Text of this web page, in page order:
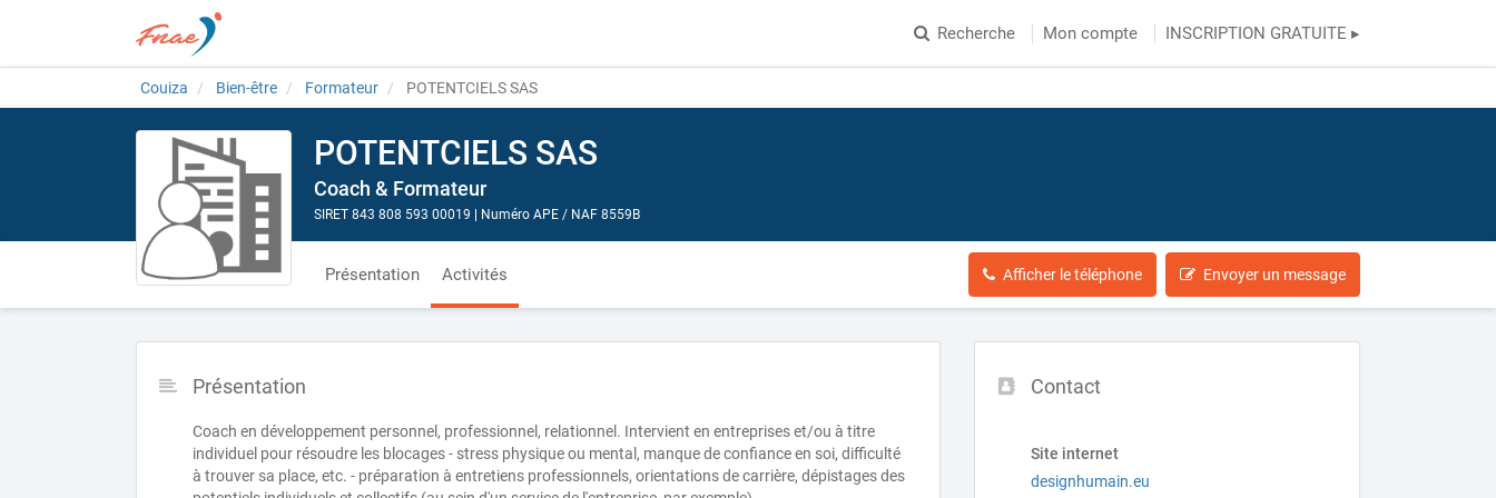
Recherche Mon compte INSCRIPTION GRATUITE ▸
Couiza Bien-être Formateur POTENTCIELS SAS
POTENTCIELS SAS
Coach & Formateur
SIRET 843 808 593 00019 Numéro APE / NAF 8559B
Présentation Activités Afficher le téléphone Envoyer un message
Contact
Site internet
designhumain.eu
Présentation
Coach en développement personnel, professionnel, relationnel. Intervient en entreprises et/ou à titre
individuel pour résoudre les blocages - stress physique ou mental, manque de confiance en soi, difficulté
à trouver sa place, etc. - préparation à entretiens professionnels, orientations de carrière, dépistages des